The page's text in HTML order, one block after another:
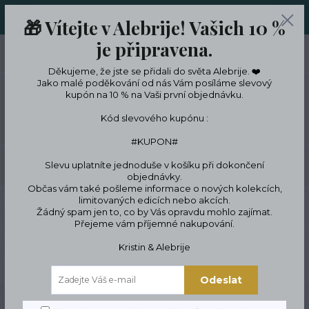
LIMITKÁCH
CZK
Hledat
Úvod O Alebrije
Novinky
🎁 Vítejte v Alebrije! Vašich 10 %
je připravena.
Děkujeme, že jste se přidali do světa Alebrije. ❤️
Jako malé poděkování od nás Vám posíláme slevový
kupón na 10 % na Vaši první objednávku.
Kód slevového kupónu :
#KUPON#
Slevu uplatníte jednoduše v košíku při dokončení
objednávky.
Občas vám také pošleme informace o nových kolekcích,
limitovaných edicích nebo akcích.
Žádný spam jen to, co by Vás opravdu mohlo zajímat.
Přejeme vám příjemné nakupování.
Kristin & Alebrije
Odeslat